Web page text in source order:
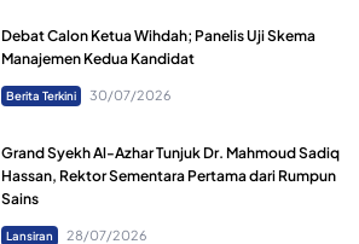
Debat Calon Ketua Wihdah; Panelis Uji Skema
Manajemen Kedua Kandidat
Berita Terkini 30/07/2026
Grand Syekh Al-Azhar Tunjuk Dr. Mahmoud Sadiq
Hassan, Rektor Sementara Pertama dari Rumpun
Sains
Lansiran 28/07/2026